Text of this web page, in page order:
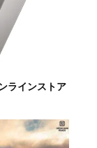
ラインストア